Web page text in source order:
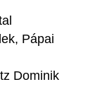
Pápai
Dominik